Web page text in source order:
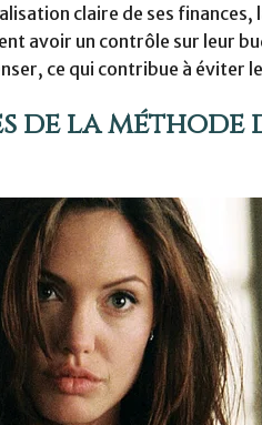
claire de ses
avoir un contrôle sur leur
ce qui contribue à éviter
de la